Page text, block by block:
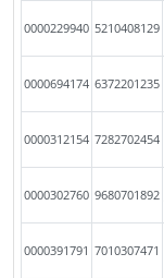
0000229940 5210408129
0000694174 6372201235
0000312154 7282702454
0000302760 9680701892
0000391791 7010307471